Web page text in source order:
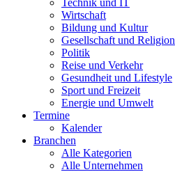
Technik und IT
Wirtschaft
Bildung und Kultur
Gesellschaft und Religion
Politik
Reise und Verkehr
Gesundheit und Lifestyle
Sport und Freizeit
Energie und Umwelt
Termine
Kalender
Branchen
Alle Kategorien
Alle Unternehmen